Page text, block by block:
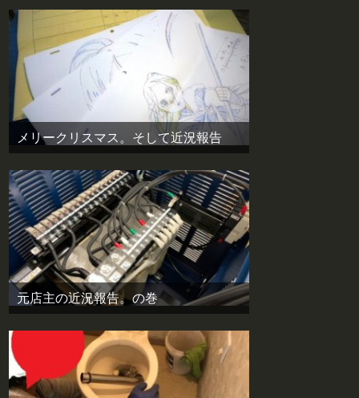
メリークリスマス。そして近況報告
元店主の近況報告。の巻